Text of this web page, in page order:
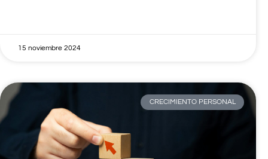
15 noviembre 2024
CRECIMIENTO PERSONAL